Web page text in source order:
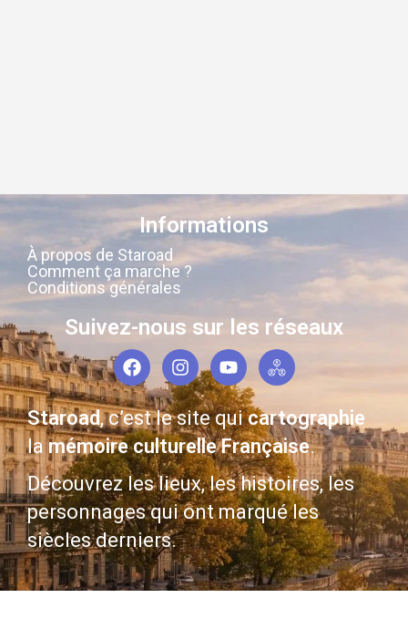
Informations
À propos de Staroad
Comment ça marche ?
Conditions générales
Suivez-nous sur les réseaux
Staroad, c’est le site quicartographie
lamémoire culturelle Française.
Découvrez les lieux, les histoires, les
personnages qui ont marqué les
siècles derniers.